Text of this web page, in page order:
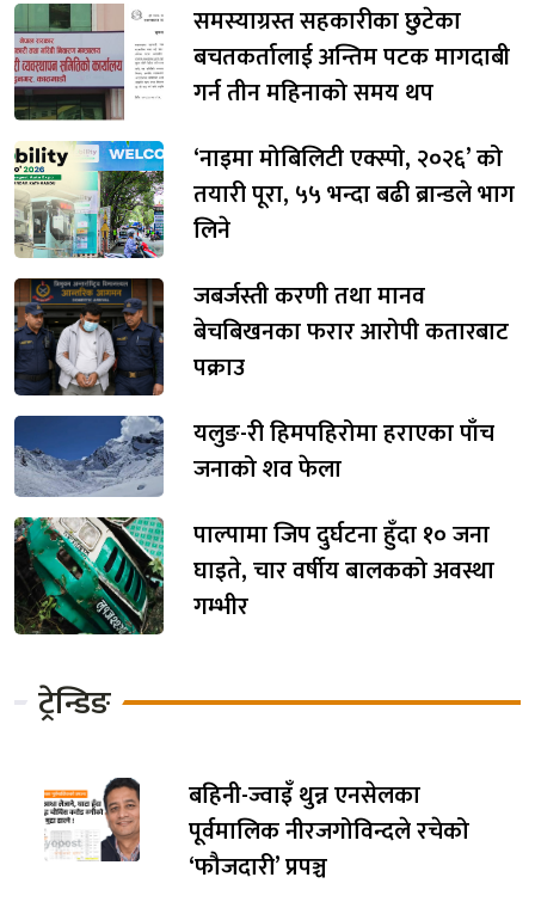
समस्याग्रस्त सहकारीका छुटेका
बचतकर्तालाई अन्तिम पटक मागदाबी
गर्न तीन महिनाको समय थप
‘नाइमा मोबिलिटी एक्स्पो, २०२६’ को
तयारी पूरा, ५५ भन्दा बढी ब्रान्डले भाग
लिने
जबर्जस्ती करणी तथा मानव
बेचबिखनका फरार आरोपी कतारबाट
पक्राउ
यलुङ-री हिमपहिरोमा हराएका पाँच
जनाको शव फेला
पाल्पामा जिप दुर्घटना हुँदा १० जना
घाइते, चार वर्षीय बालकको अवस्था
गम्भीर
ट्रेन्डिङ
बहिनी-ज्वाइँ थुन्न एनसेलका
पूर्वमालिक नीरजगोविन्दले रचेको
‘फौजदारी’ प्रपञ्च